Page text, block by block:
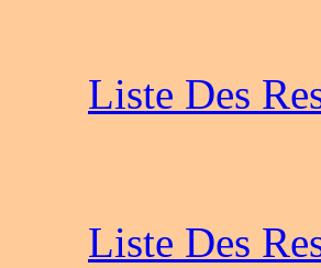
Liste Des
Liste Des